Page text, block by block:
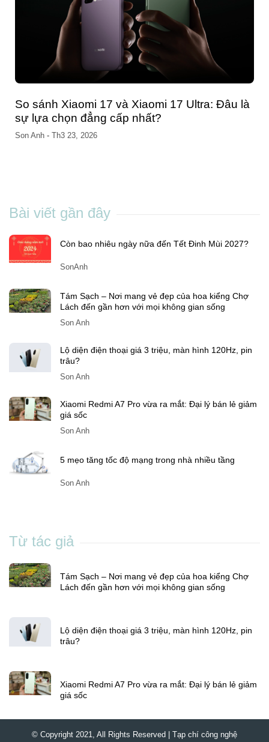
Son Anh Th11 19, 2025
Bài viết gần đây
Còn bao nhiêu ngày nữa đến Tết Đinh Mùi 2027?
SonAnh
Tám Sạch – Nơi mang vẻ đẹp của hoa kiểng Chợ
Lách đến gần hơn với mọi không gian sống
Son Anh
Lộ diện điện thoại giá 3 triệu, màn hình 120Hz, pin
trâu?
Son Anh
Xiaomi Redmi A7 Pro vừa ra mắt: Đại lý bán lẻ giảm
giá sốc
Son Anh
5 mẹo tăng tốc độ mạng trong nhà nhiều tầng
Son Anh
Từ tác giả
Tám Sạch – Nơi mang vẻ đẹp của hoa kiểng Chợ
Lách đến gần hơn với mọi không gian sống
Lộ diện điện thoại giá 3 triệu, màn hình 120Hz, pin
trâu?
Xiaomi Redmi A7 Pro vừa ra mắt: Đại lý bán lẻ giảm
giá sốc
© Copyright 2021, All Rights Reserved | Tạp chí công nghệ